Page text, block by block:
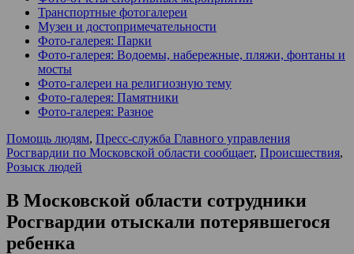
Транспортные фотогалереи
Музеи и достопримечательности
Фото-галерея: Парки
Фото-галерея: Водоемы, набережные, пляжи, фонтаны и
мосты
Фото-галереи на религиозную тему
Фото-галерея: Памятники
Фото-галерея: Разное
Помощь людям, Пресс-служба Главного управления
Росгвардии по Московской области сообщает, Происшествия,
Розыск людей
В Московской области сотрудники
Росгвардии отыскали потерявшегося
ребенка